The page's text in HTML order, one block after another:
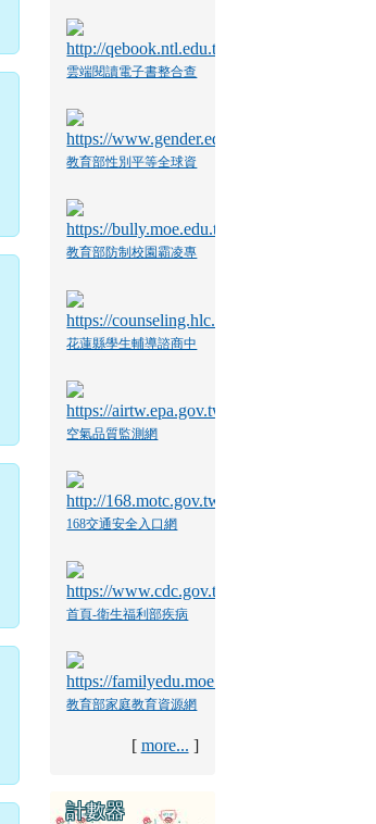
雲端閱讀電子書整合查
教育部性別平等全球資
教育部防制校園霸凌專
花蓮縣學生輔導諮商中
空氣品質監測網
168交通安全入口網
首頁-衛生福利部疾病
教育部家庭教育資源網
[ more... ]
計數器